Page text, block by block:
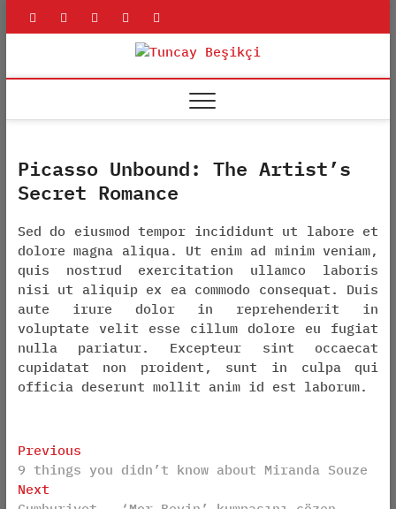
Skip
linkedin twitter youtube
Tuncay
Beşikçi
Picasso Unbound: The Artist’s
Secret Romance
Sed do eiusmod tempor incididunt ut labore et
dolore magna aliqua. Ut enim ad minim veniam,
quis nostrud exercitation ullamco laboris
nisi ut aliquip ex ea commodo consequat. Duis
aute irure dolor in reprehenderit in
voluptate velit esse cillum dolore eu fugiat
nulla pariatur. Excepteur sint occaecat
cupidatat non proident, sunt in culpa qui
officia deserunt mollit anim id est laborum.
Post
navigation
Previous
post:
9 things you didn’t know about Miranda Souze
Next